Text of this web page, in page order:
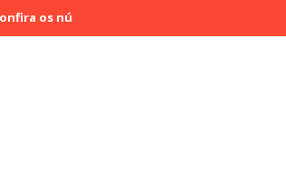
do último sábado (29) Rádio